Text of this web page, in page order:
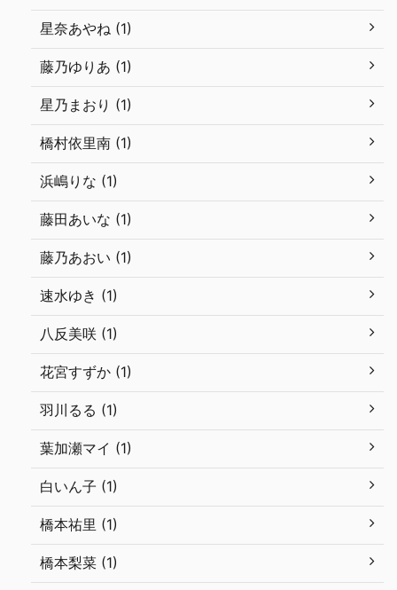
星奈あやね (1)
藤乃ゆりあ (1)
星乃まおり (1)
橋村依里南 (1)
浜嶋りな (1)
藤田あいな (1)
藤乃あおい (1)
速水ゆき (1)
八反美咲 (1)
花宮すずか (1)
羽川るる (1)
葉加瀬マイ (1)
白いん子 (1)
橋本祐里 (1)
橋本梨菜 (1)